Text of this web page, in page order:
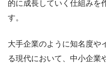
的に成長していく仕組みを
す。
大手企業のように知名度や
る現代において、中小企業